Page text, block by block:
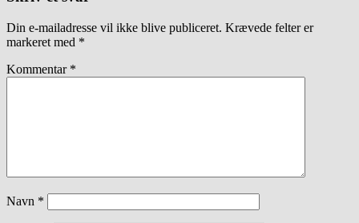
Din e-mailadresse vil ikke blive publiceret. Krævede felter er
markeret med *
Kommentar *
Navn *